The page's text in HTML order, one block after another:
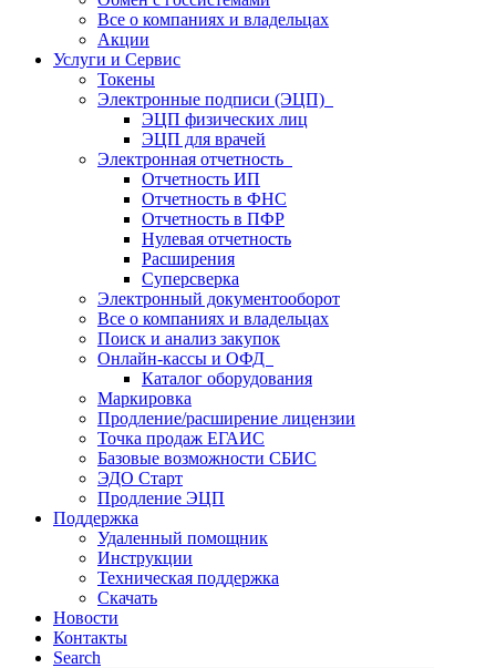
Все о компаниях и владельцах
Акции
Услуги и Сервис
Токены
Электронные подписи (ЭЦП)
ЭЦП физических лиц
ЭЦП для врачей
Электронная отчетность
Отчетность ИП
Отчетность в ФНС
Отчетность в ПФР
Нулевая отчетность
Расширения
Суперсверка
Электронный документооборот
Все о компаниях и владельцах
Поиск и анализ закупок
Онлайн-кассы и ОФД
Каталог оборудования
Маркировка
Продление/расширение лицензии
Точка продаж ЕГАИС
Базовые возможности СБИС
ЭДО Старт
Продление ЭЦП
Поддержка
Удаленный помощник
Инструкции
Техническая поддержка
Скачать
Новости
Контакты
Search